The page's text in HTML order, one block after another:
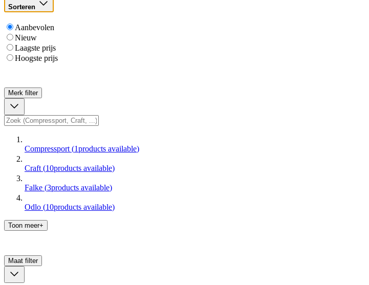
Sorteren
Aanbevolen
Nieuw
Laagste prijs
Hoogste prijs
Merk filter
Compressport (1products available)
Craft (10products available)
Falke (3products available)
Odlo (10products available)
Toon meer+
Maat filter